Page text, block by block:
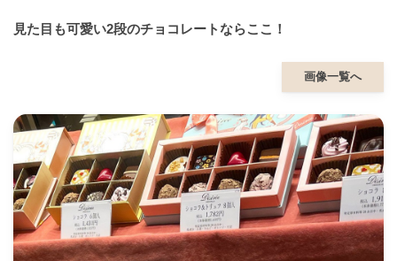
見た目も可愛い2段のチョコレートならここ！
画像一覧へ